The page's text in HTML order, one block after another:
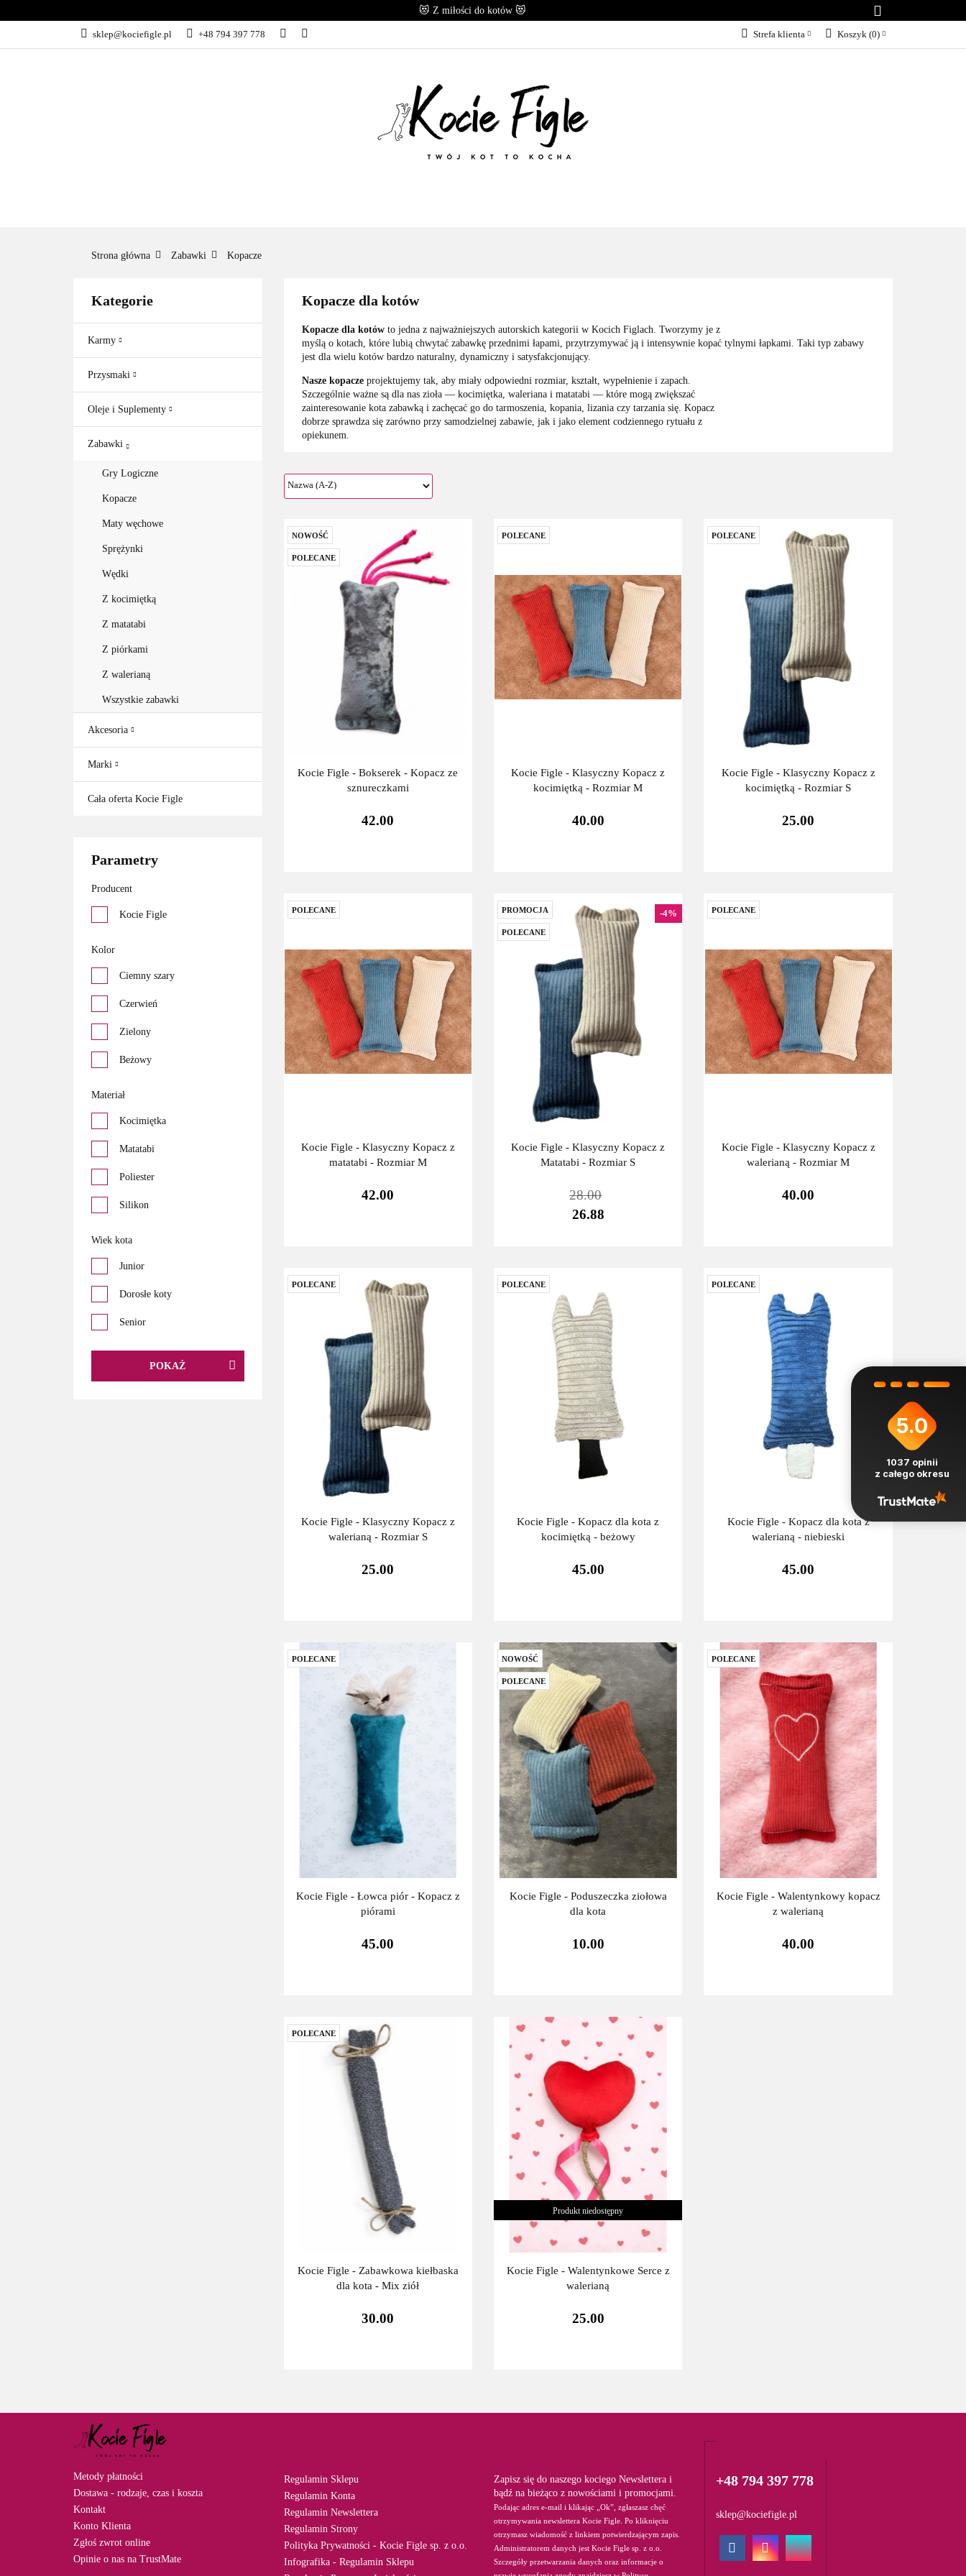
5.0
1037 opinii
z całego okresu
😻 Z miłości do kotów 😻
sklep@kociefigle.pl +48 794 397 778 Strefa klienta Koszyk (0)
NOWOŚCI PROMOCJE POLECANE KARMY PRZYSMAKI B.A.R.F
Strona główna Zabawki Kopacze
Kategorie
Karmy
Przysmaki
Oleje i Suplementy
Zabawki
Gry Logiczne
Kopacze
Maty węchowe
Sprężynki
Wędki
Z kocimiętką
Z matatabi
Z piórkami
Z walerianą
Wszystkie zabawki
Akcesoria
Marki
Cała oferta Kocie Figle
Parametry
Producent
Kocie Figle
Kolor
Ciemny szary
Czerwień
Zielony
Beżowy
Materiał
Kocimiętka
Matatabi
Poliester
Silikon
Tkanina tapicerska -
Wiek kota
Junior
Dorosłe koty
Senior
POKAŻ
Kopacze dla kotów
Kopacze dla kotówto jedna z najważniejszych autorskich kategorii w Kocich Figlach. Tworzymy je z
myślą o kotach, które lubią chwytać zabawkę przednimi łapami, przytrzymywać ją i intensywnie kopać tylnymi łapkami. Taki typ zabawy
jest dla wielu kotów bardzo naturalny, dynamiczny i satysfakcjonujący.
Nasze kopaczeprojektujemy tak, aby miały odpowiedni rozmiar, kształt, wypełnienie i zapach.
Szczególnie ważne są dla nas zioła — kocimiętka, waleriana i matatabi — które mogą zwiększać
zainteresowanie kota zabawką i zachęcać go do tarmoszenia, kopania, lizania czy tarzania się. Kopacz
dobrze sprawdza się zarówno przy samodzielnej zabawie, jak i jako element codziennego rytuału z
opiekunem.
NOWOŚĆ
POLECANE
Kocie Figle - Bokserek - Kopacz ze
sznureczkami
42.00
POLECANE
Kocie Figle - Klasyczny Kopacz z
kocimiętką - Rozmiar M
40.00
POLECANE
Kocie Figle - Klasyczny Kopacz z
kocimiętką - Rozmiar S
25.00
POLECANE
Kocie Figle - Klasyczny Kopacz z
matatabi - Rozmiar M
42.00
PROMOCJA
POLECANE
Kocie Figle - Klasyczny Kopacz z
Matatabi - Rozmiar S
28.00
-4%
26.88
POLECANE
Kocie Figle - Klasyczny Kopacz z
walerianą - Rozmiar M
40.00
POLECANE
Kocie Figle - Klasyczny Kopacz z
walerianą - Rozmiar S
25.00
POLECANE
Kocie Figle - Kopacz dla kota z
kocimiętką - beżowy
45.00
POLECANE
Kocie Figle - Kopacz dla kota z
walerianą - niebieski
45.00
POLECANE
Kocie Figle - Łowca piór - Kopacz z
piórami
45.00
NOWOŚĆ
POLECANE
Kocie Figle - Poduszeczka ziołowa
dla kota
10.00
POLECANE
Kocie Figle - Walentynkowy kopacz
z walerianą
40.00
POLECANE
Kocie Figle - Zabawkowa kiełbaska
dla kota - Mix ziół
30.00
Produkt niedostępny
Kocie Figle - Walentynkowe Serce z
walerianą
25.00
Metody płatności
Dostawa - rodzaje, czas i koszta
Kontakt
Konto Klienta
Zgłoś zwrot online
Opinie o nas na TrustMate
Regulamin Sklepu
Regulamin Konta
Regulamin Newslettera
Regulamin Strony
Polityka Prywatności - Kocie Figle sp. z o.o.
Infografika - Regulamin Sklepu
Zapisz się do naszego kociego Newslettera i
bądź na bieżąco z nowościami i promocjami.
Podając adres e-mail i klikając „Ok”, zgłaszasz chęć
otrzymywania newslettera Kocie Figle. Po kliknięciu
otrzymasz wiadomość z linkiem potwierdzającym zapis.
Administratorem danych jest Kocie Figle sp. z o.o.
Szczegóły przetwarzania danych oraz informacje o
+48 794 397 778
sklep@kociefigle.pl